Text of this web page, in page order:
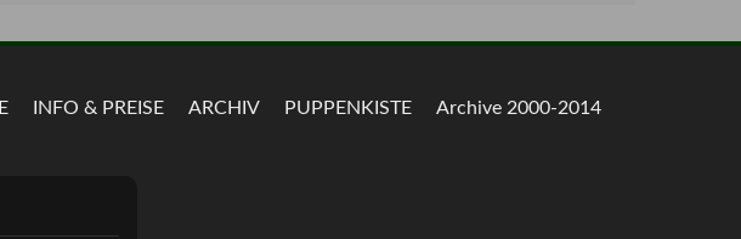
INFO & PREISE ARCHIV PUPPENKISTE Archive 2000-2014